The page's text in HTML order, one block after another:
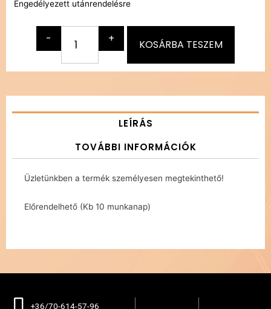
Engedélyezett utánrendelésre
- + KOSÁRBA TESZEM
LEÍRÁS
TOVÁBBI INFORMÁCIÓK
Üzletünkben a termék személyesen megtekinthető!
Előrendelhető (Kb 10 munkanap)
+36/70-614-57-96